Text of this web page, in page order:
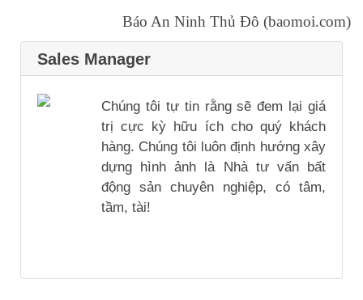
Báo An Ninh Thủ Đô (baomoi.com)
Sales Manager
Chúng tôi tự tin rằng sẽ đem lại giá
trị cực kỳ hữu ích cho quý khách
hàng. Chúng tôi luôn định hướng xây
dựng hình ảnh là Nhà tư vấn bất
động sản chuyên nghiệp, có tâm,
tầm, tài!